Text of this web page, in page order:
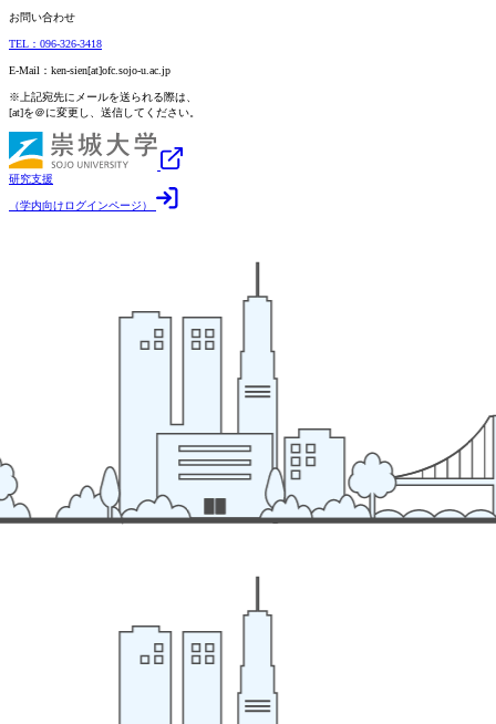
お問い合わせ
TEL：096-326-3418
E-Mail：ken-sien[at]ofc.sojo-u.ac.jp
※上記宛先にメールを送られる際は、
[at]を＠に変更し、送信してください。
研究支援
（学内向けログインページ）